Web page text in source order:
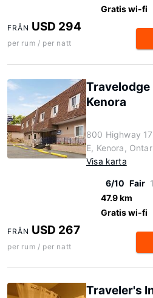
Gratis wi-fi
FRÅN USD 294
per rum / per natt
Kenora
800 Highway 17
E, Kenora,
Visa karta
6/10 Fair
47.9 km
Gratis wi-fi
FRÅN USD 267
per rum / per natt
Traveler's